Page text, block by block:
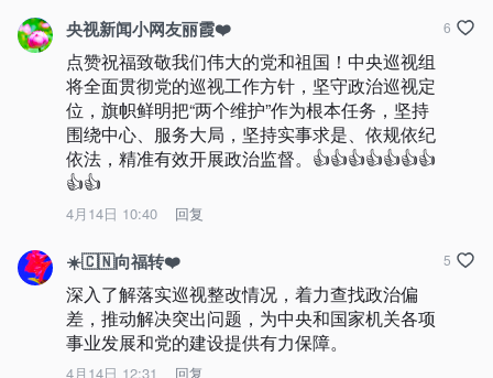
央视新闻小网友丽霞❤️
点赞祝福致敬我们伟大的党和祖国！中央巡视组
将全面贯彻党的巡视工作方针，坚守政治巡视定
位，旗帜鲜明把“两个维护”作为根本任务，坚持
围绕中心、服务大局，坚持实事求是、依规依纪
依法，精准有效开展政治监督。👍👍👍👍👍👍👍
👍👍
4月14日 10:40 回复
6
☀️🇨🇳向福转❤️
深入了解落实巡视整改情况，着力查找政治偏
差，推动解决突出问题，为中央和国家机关各项
事业发展和党的建设提供有力保障。
4月14日 12:31 回复
5